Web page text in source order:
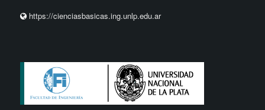
https://cienciasbasicas.ing.unlp.edu.ar